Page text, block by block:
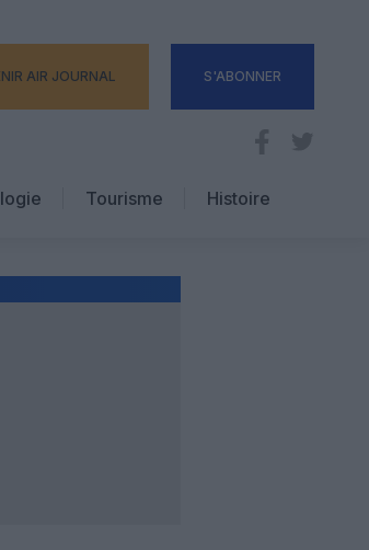
AIR JOURNAL S'ABONNER
Tourisme
Hôtellerie
Histoire